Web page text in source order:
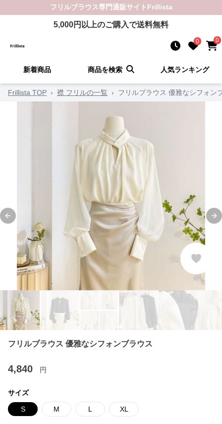
フリルブラウス専門通販サイト Frillista
5,000円以上のご購入で送料無料
0 0
新着商品 商品を検索 人気ランキング
Frillista TOP › 襟 フリルの一覧 › フリルブラウス 優雅なシフォン
Previous slide
フリルブラウス 優雅なシフォンブラウス
4,840 円
サイズ
S M L XL